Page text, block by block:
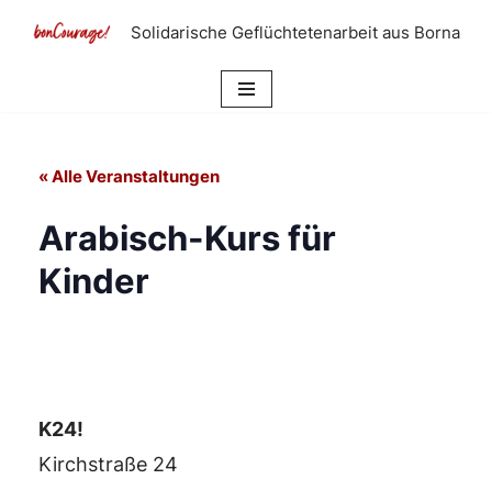
Solidarische Geflüchtetenarbeit aus Borna
« Alle Veranstaltungen
Arabisch-Kurs für
Kinder
K24!
Kirchstraße 24